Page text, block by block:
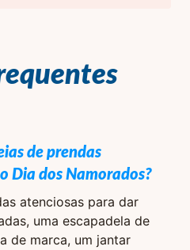
de prendas
Dia dos Namorados?
atenciosas para dar
uma escapadela de
de marca, um jantar